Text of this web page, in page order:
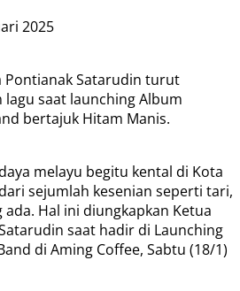
2025
Pontianak Satarudin turut
saat launching Album
bertajuk Hitam Manis.
melayu begitu kental di Kota
sejumlah kesenian seperti tari,
Hal ini diungkapkan Ketua
saat hadir di Launching
di Aming Coffee, Sabtu (18/1)